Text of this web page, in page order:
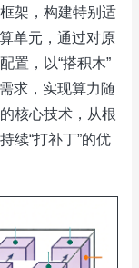
架，构建特别适
单元，通过对原
置，以“搭积木”
求，实现算力随
核心技术，从根
续“打补丁”的优